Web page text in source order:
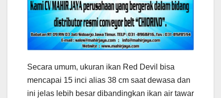
Secara umum, ukuran ikan Red Devil bisa
mencapai 15 inci alias 38 cm saat dewasa dan
ini jelas lebih besar dibandingkan ikan air tawar